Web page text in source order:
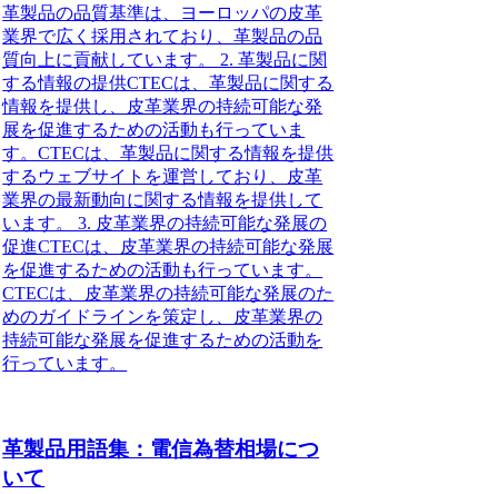
革製品の品質基準は、ヨーロッパの皮革
業界で広く採用されており、革製品の品
質向上に貢献しています。 2. 革製品に関
する情報の提供CTECは、革製品に関する
情報を提供し、皮革業界の持続可能な発
展を促進するための活動も行っていま
す。CTECは、革製品に関する情報を提供
するウェブサイトを運営しており、皮革
業界の最新動向に関する情報を提供して
います。 3. 皮革業界の持続可能な発展の
促進CTECは、皮革業界の持続可能な発展
を促進するための活動も行っています。
CTECは、皮革業界の持続可能な発展のた
めのガイドラインを策定し、皮革業界の
持続可能な発展を促進するための活動を
行っています。
革製品用語集：電信為替相場につ
いて